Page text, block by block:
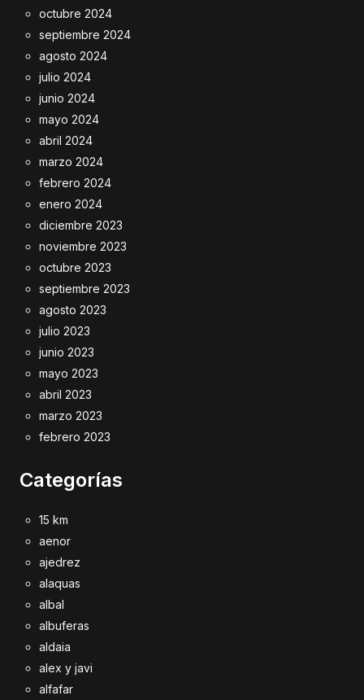
octubre 2024
septiembre 2024
agosto 2024
julio 2024
junio 2024
mayo 2024
abril 2024
marzo 2024
febrero 2024
enero 2024
diciembre 2023
noviembre 2023
octubre 2023
septiembre 2023
agosto 2023
julio 2023
junio 2023
mayo 2023
abril 2023
marzo 2023
febrero 2023
Categorías
15 km
aenor
ajedrez
alaquas
albal
albuferas
aldaia
alex y javi
alfafar